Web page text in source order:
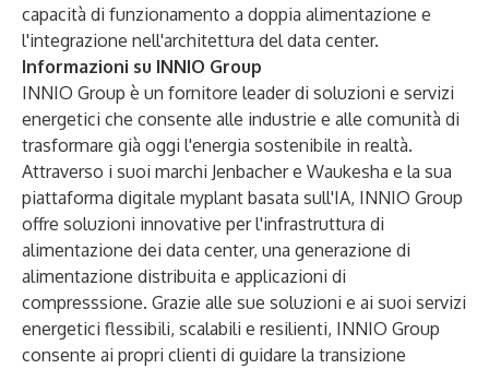
capacità di funzionamento a doppia alimentazione e
l'integrazione nell'architettura del data center.
Informazioni su INNIO Group
INNIO Group è un fornitore leader di soluzioni e servizi
energetici che consente alle industrie e alle comunità di
trasformare già oggi l'energia sostenibile in realtà.
Attraverso i suoi marchi Jenbacher e Waukesha e la sua
piattaforma digitale myplant basata sull'IA, INNIO Group
offre soluzioni innovative per l'infrastruttura di
alimentazione dei data center, una generazione di
alimentazione distribuita e applicazioni di
compresssione. Grazie alle sue soluzioni e ai suoi servizi
energetici flessibili, scalabili e resilienti, INNIO Group
consente ai propri clienti di guidare la transizione